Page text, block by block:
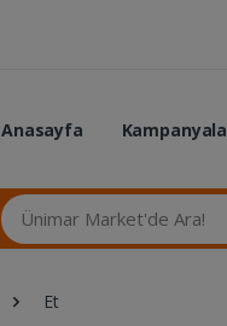
Anasayfa
Ünimar Market'de Ara...
Et